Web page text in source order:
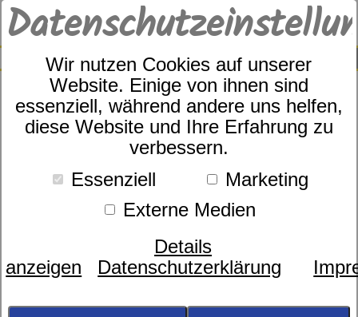
Wir nutzen Cookies auf unserer
Website. Einige von ihnen sind
essenziell, während andere uns helfen,
diese Website und Ihre Erfahrung zu
verbessern.
Essenziell
Marketing
Externe Medien
Details
anzeigen
Datenschutzerklärung
SUCHE
0
Unser Service
macht den
Unterschied